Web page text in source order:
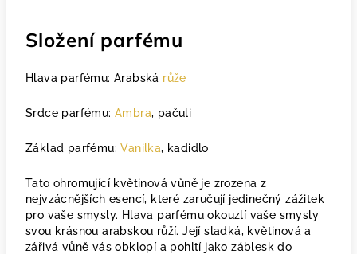
Složení parfému
Hlava parfému: Arabská růže
Srdce parfému:Ambra, pačuli
Základ parfému:Vanilka, kadidlo
Tato ohromující květinová vůně je zrozena z
nejvzácnějších esencí, které zaručují jedinečný zážitek
pro vaše smysly. Hlava parfému okouzlí vaše smysly
svou krásnou arabskou růží. Její sladká, květinová a
zářivá vůně vás obklopí a pohltí jako záblesk do